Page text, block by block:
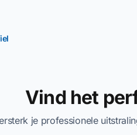
Vind het
je professionele